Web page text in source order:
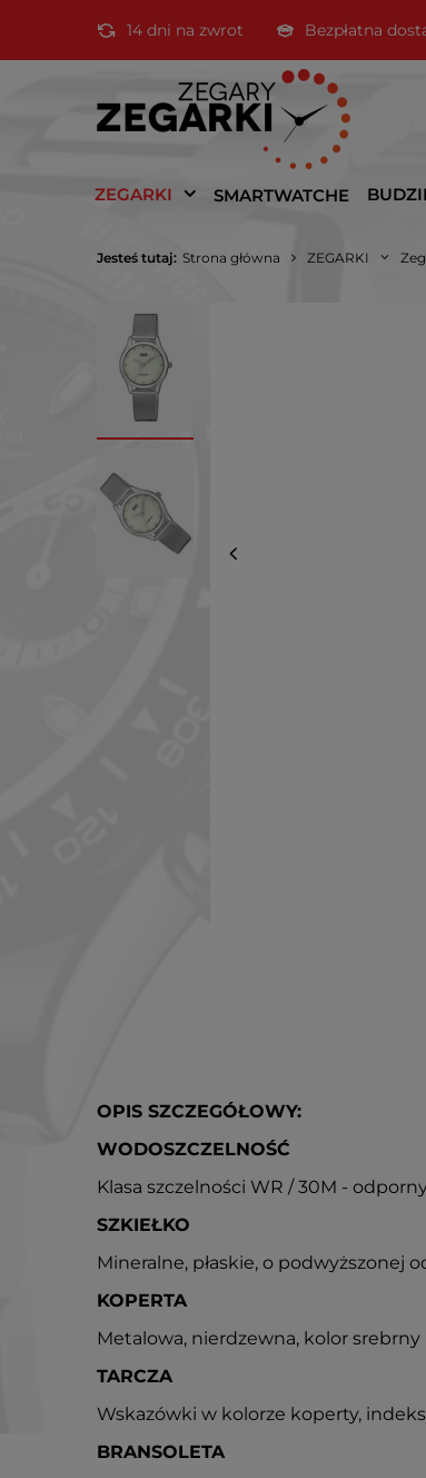
14 dni na zwrot Bezpłatna
ZEGARKI SMARTWATCHE
Jesteś tutaj: Strona główna ZEGARKI
OPIS SZCZEGÓŁOWY:
WODOSZCZELNOŚĆ
Klasa szczelności WR / 30M -
SZKIEŁKO
Mineralne, płaskie, o podwyższonej
KOPERTA
Metalowa, nierdzewna, kolor srebrny
TARCZA
Wskazówki w kolorze koperty,
BRANSOLETA